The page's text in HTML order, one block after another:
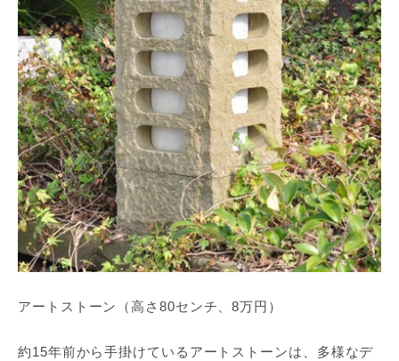
アートストーン（高さ80センチ、8万円）
約15年前から手掛けているアートストーンは、多様なデ